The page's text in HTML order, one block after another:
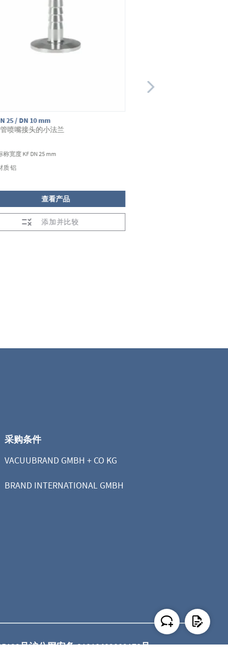
40/40
兰的弯管
称宽度 KF DN 40 mm
质 铝
查看产品
添加并比较
采购条件
VACUUBRAND GMBH + CO KG
BRAND INTERNATIONAL GMBH
号沪公网安备 31010402009178号